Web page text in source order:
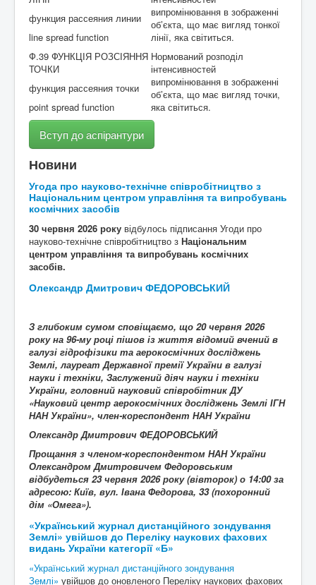
функция рассеяния линии
line spread function
випромінювання в зображенні
об’єкта, що має вигляд тонкої
лінії, яка світиться.
Ф.39 ФУНКЦІЯ РОЗСІЯННЯ
ТОЧКИ
функция рассеяния точки
point spread function
Нормований розподіл
інтенсивностей
випромінювання в зображенні
об’єкта, що має вигляд точки,
яка світиться.
Вступ до аспірантури
Новини
Угода про науково-технічне співробітництво з
Національним центром управління та випробувань
космічних засобів
30 червня 2026 року відбулось підписання Угоди про
науково-технічне співробітництво з Національним
центром управління та випробувань космічних
засобів.
Олександр Дмитрович ФЕДОРОВСЬКИЙ
З глибоким сумом сповіщаємо, що 20червня 2026
року на 96-му році пішов із життя відомий вчений в
галузі гідрофізики та аерокосмічних досліджень
Землі, лауреат Державної премії України в галузі
науки і техніки, Заслужений діяч науки і техніки
України, головний науковий співробітник ДУ
«Науковий центр аерокосмічних досліджень Землі ІГН
НАН України», член-кореспондент НАН України
Олександр Дмитрович ФЕДОРОВСЬКИЙ
Прощання з членом-кореспондентом НАН України
Олександром Дмитровичем Федоровським
відбудеться 23 червня 2026 року (вівторок) о 14:00 за
адресою: Київ, вул. Івана Федорова, 33 (похоронний
дім «Омега»).
«Український журнал дистанційного зондування
Землі» увійшов до Переліку наукових фахових
видань України категорії «Б»
«Український журнал дистанційного зондування
Землі» увійшов до оновленого Переліку наукових фахових